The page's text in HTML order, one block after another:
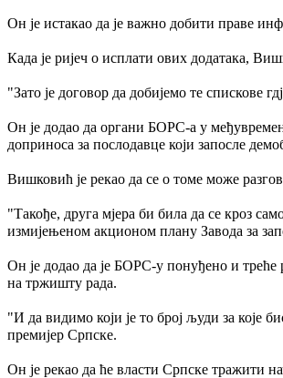
Он је истакао да је важно добити праве
Када је ријеч о исплати ових додатака,
"Зато је договор да добијемо те спискове
Он је додао да органи БОРС-а у
доприноса за послодавце који запосле
Вишковић је рекао да се о томе може
"Такође, друга мјера би била да се кроз
измијењеном акционом плану Завода за
Он је додао да је БОРС-у понуђено и треће
на тржишту рада.
"И да видимо који је то број људи за које
премијер Српске.
Он је рекао да ће власти Српске тражити